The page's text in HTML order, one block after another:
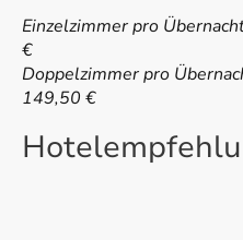
Einzelzimmer pro
€
Doppelzimmer pro
149,50 €